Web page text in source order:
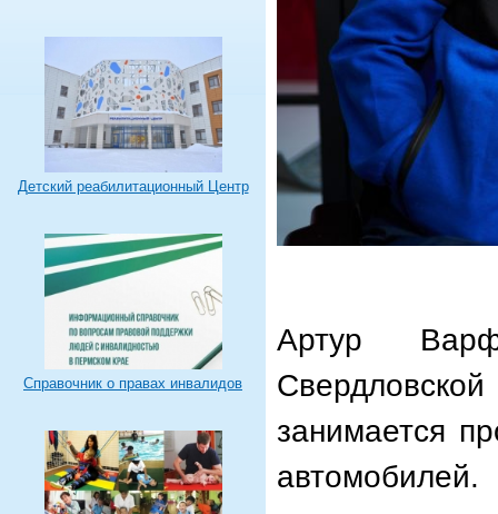
Детский реабилитационный Центр
Справочник о правах инвалидов
Артур
занимается
автомобилей.